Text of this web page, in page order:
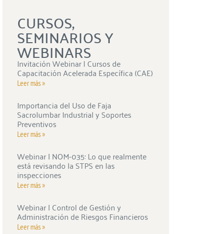
CURSOS,
SEMINARIOS Y
WEBINARS
Invitación Webinar | Cursos de
Capacitación Acelerada Específica (CAE)
Leer más »
Importancia del Uso de Faja
Sacrolumbar Industrial y Soportes
Preventivos
Leer más »
Webinar | NOM-035: Lo que realmente
está revisando la STPS en las
inspecciones
Leer más »
Webinar | Control de Gestión y
Administración de Riesgos Financieros
Leer más »